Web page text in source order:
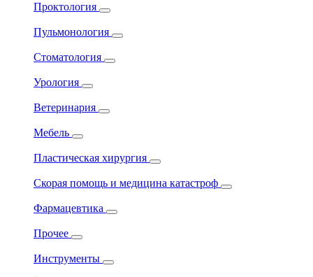
Проктология
Пульмонология
Стоматология
Урология
Ветеринария
Мебель
Пластическая хирургия
Скорая помощь и медицина катастроф
Фармацевтика
Прочее
Инструменты